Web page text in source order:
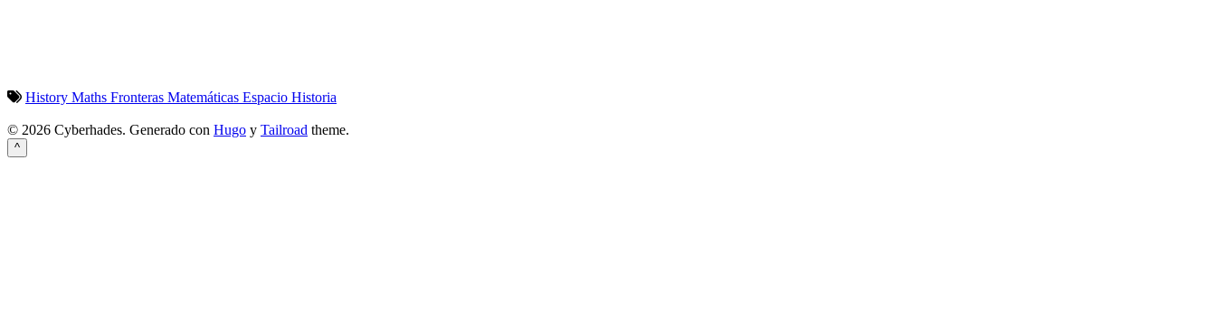
History Maths Fronteras Matemáticas Espacio Historia
© 2026 Cyberhades. Generado con Hugo y Tailroad theme.
^